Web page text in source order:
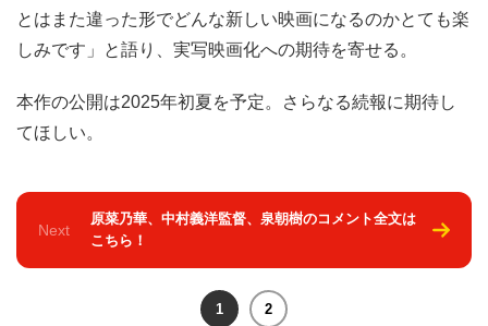
とはまた違った形でどんな新しい映画になるのかとても楽
しみです」と語り、実写映画化への期待を寄せる。
本作の公開は2025年初夏を予定。さらなる続報に期待し
てほしい。
Next
原菜乃華、中村義洋監督、泉朝樹のコメント全文は
こちら！
1 2